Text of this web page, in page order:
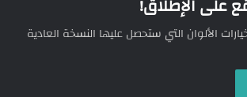
على الإطلاق!
الألوان التي ستحصل عليها النسخة العادية